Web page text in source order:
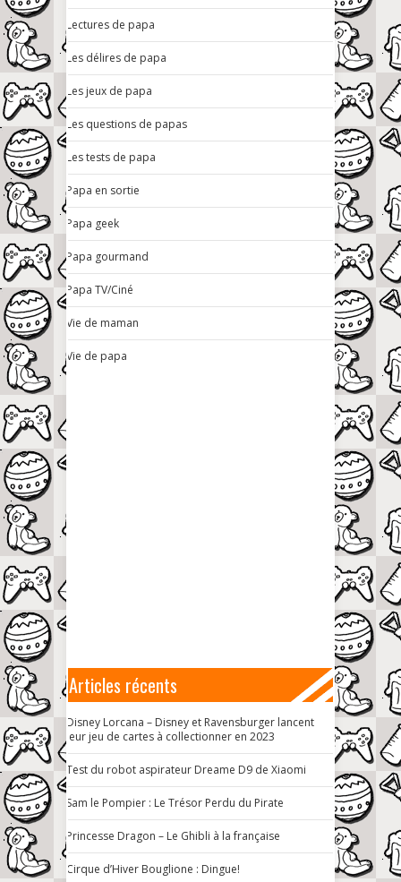
Lectures de papa
Les délires de papa
Les jeux de papa
Les questions de papas
Les tests de papa
Papa en sortie
Papa geek
Papa gourmand
Papa TV/Ciné
Vie de maman
Vie de papa
Articles récents
Disney Lorcana – Disney et Ravensburger lancent
leur jeu de cartes à collectionner en 2023
Test du robot aspirateur Dreame D9 de Xiaomi
Sam le Pompier : Le Trésor Perdu du Pirate
Princesse Dragon – Le Ghibli à la française
Cirque d’Hiver Bouglione : Dingue!